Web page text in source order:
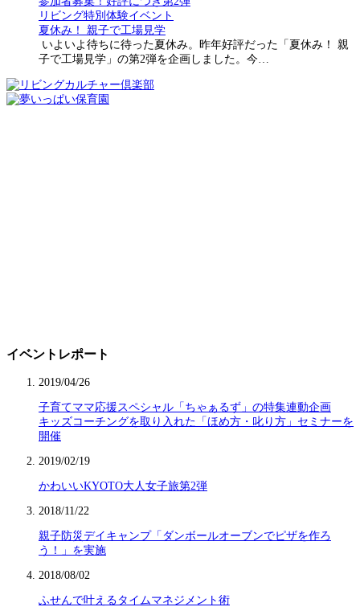
リビング特別体験イベント
夏休み！ 親子で工場見学
いよいよ待ちに待った夏休み。昨年好評だった「夏休み！ 親
子で工場見学」の第2弾を企画しました。今…
イベントレポート
2019/04/26
子育てママ応援スペシャル「ちゃぁるず」の特集連動企画
キッズコーチングを取り入れた「ほめ方・叱り方」セミナーを
開催
2019/02/19
かわいいKYOTO大人女子旅第2弾
2018/11/22
親子防災デイキャンプ「ダンボールオーブンでピザを作ろ
う！」を実施
2018/08/02
ふせんで叶えるタイムマネジメント術